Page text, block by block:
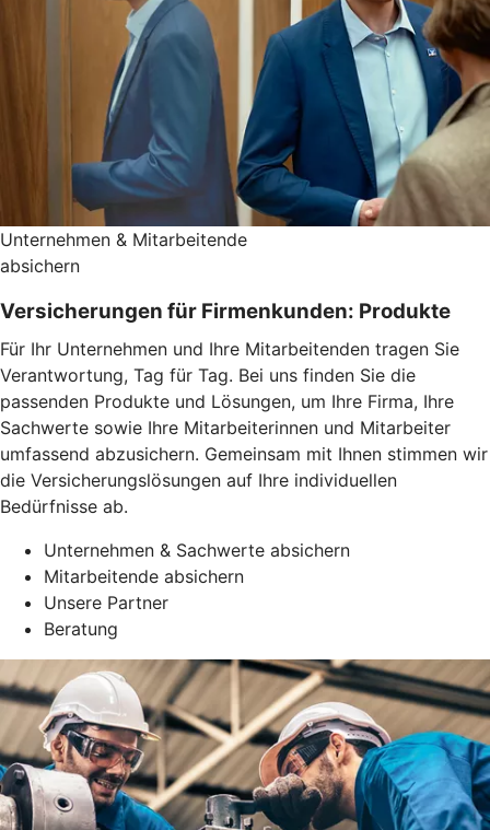
Unternehmen & Mitarbeitende
absichern
Versicherungen für Firmenkunden: Produkte
Für Ihr Unternehmen und Ihre Mitarbeitenden tragen Sie
Verantwortung, Tag für Tag. Bei uns finden Sie die
passenden Produkte und Lösungen, um Ihre Firma, Ihre
Sachwerte sowie Ihre Mitarbeiterinnen und Mitarbeiter
umfassend abzusichern. Gemeinsam mit Ihnen stimmen wir
die Versicherungslösungen auf Ihre individuellen
Bedürfnisse ab.
Unternehmen & Sachwerte absichern
Mitarbeitende absichern
Unsere Partner
Beratung